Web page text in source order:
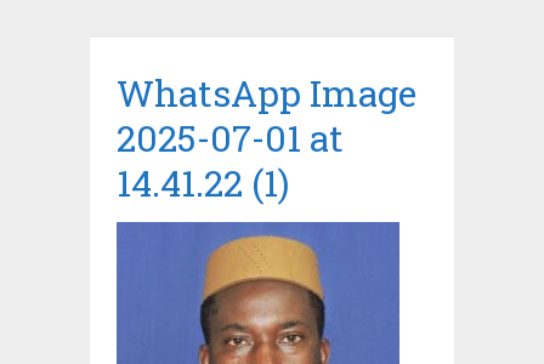
WhatsApp Image
2025-07-01 at
14.41.22 (1)